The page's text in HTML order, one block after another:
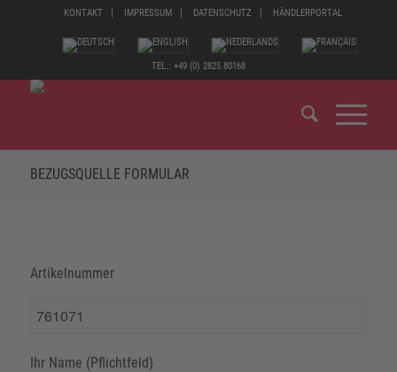
KONTAKT IMPRESSUM DATENSCHUTZ HÄNDLERPORTAL
TEL.: +49 (0) 2825 80168
BEZUGSQUELLE FORMULAR
Artikelnummer
Ihr Name (Pflichtfeld)